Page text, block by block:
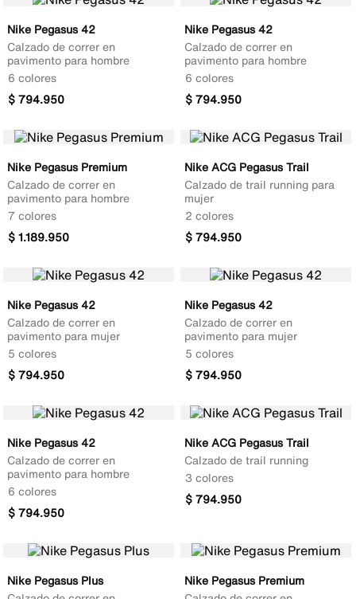
Nike Pegasus 42
Calzado de correr en
pavimento para hombre
6 colores
$794.950
Nike Pegasus 42
Calzado de correr en
pavimento para hombre
6 colores
$794.950
Nike Pegasus Premium
Calzado de correr en
pavimento para hombre
7 colores
$1.189.950
Nike ACG Pegasus Trail
Calzado de trail running para
mujer
2 colores
$794.950
Nike Pegasus 42
Calzado de correr en
pavimento para mujer
5 colores
$794.950
Nike Pegasus 42
Calzado de correr en
pavimento para mujer
5 colores
$794.950
Nike Pegasus 42
Calzado de correr en
pavimento para hombre
6 colores
$794.950
Nike ACG Pegasus Trail
Calzado de trail running
3 colores
$794.950
Nike Pegasus Plus
Nike Pegasus Premium